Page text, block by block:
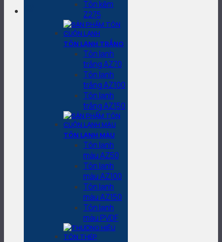
Tôn kẽm
Z275
TÔN LẠNH TRẮNG
Tôn lạnh
trắng AZ70
Tôn lạnh
trắng AZ100
Tôn lạnh
trắng AZ150
TÔN LẠNH MÀU
Tôn lạnh
màu AZ50
Tôn lạnh
màu AZ100
Tôn lạnh
màu AZ150
Tôn lạnh
màu PVDF